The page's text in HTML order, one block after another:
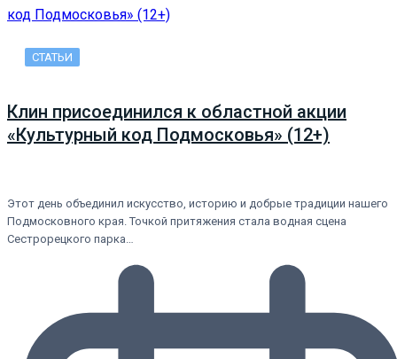
СТАТЬИ
Клин присоединился к областной акции
«Культурный код Подмосковья» (12+)
Этот день объединил искусство, историю и добрые традиции нашего
Подмосковного края. Точкой притяжения стала водная сцена
Сестрорецкого парка…